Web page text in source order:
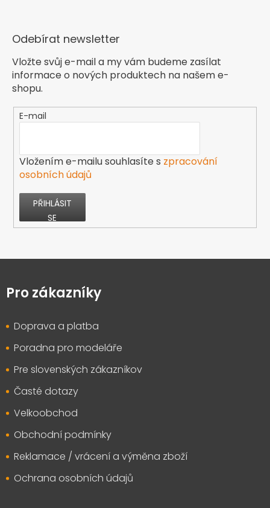
Odebírat newsletter
Vložte svůj e-mail a my vám budeme zasílat
informace o nových produktech na našem e-
shopu.
E-mail
Vložením e-mailu souhlasíte s zpracování
osobních údajů
PŘIHLÁSIT
SE
pPro zákazníky
Doprava a platba
Poradna pro modeláře
Pre slovenských zákazníkov
Časté dotazy
Velkoobchod
Obchodní podmínky
Reklamace / vrácení a výměna zboží
Ochrana osobních údajů